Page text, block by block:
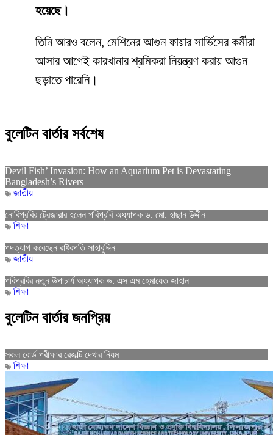
হয়েছে।
তিনি আরও বলেন, মেশিনের আগুন ফায়ার সার্ভিসের কর্মীরা
আসার আগেই কারখানার শ্রমিকরা নিয়ন্ত্রণ করায় আগুন
ছড়াতে পারেনি।
বুলেটিন বার্তার সর্বশেষ
Devil Fish’ Invasion: How an Aquarium Pet is Devastating
Bangladesh’s Rivers
জাতীয়
নোবিপ্রবির ট্রেজারার হলেন পবিপ্রবি অধ্যাপক ড. মো. হাছান উদ্দীন
শিক্ষা
পদত্যাগ করেছেন রাষ্ট্রপতি সাহাবুদ্দিন
জাতীয়
পবিপ্রবির নতুন উপাচার্য অধ্যাপক ড. এস এম হেমায়েত জাহান
শিক্ষা
বুলেটিন বার্তার জনপ্রিয়
সকল বোর্ড পরীক্ষার রেজাল্ট দেখার নিয়ম
শিক্ষা